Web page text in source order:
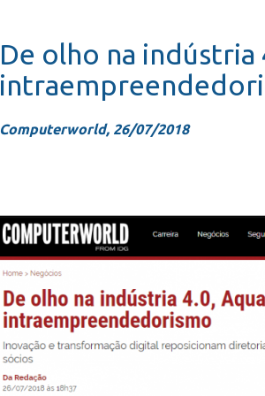
De olho na indústria
Computerworld, 26/07/2018